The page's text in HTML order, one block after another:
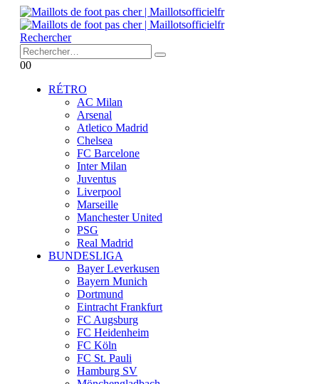
Rechercher
00
RÉTRO
AC Milan
Arsenal
Atletico Madrid
Chelsea
FC Barcelone
Inter Milan
Juventus
Liverpool
Marseille
Manchester United
PSG
Real Madrid
BUNDESLIGA
Bayer Leverkusen
Bayern Munich
Dortmund
Eintracht Frankfurt
FC Augsburg
FC Heidenheim
FC Köln
FC St. Pauli
Hamburg SV